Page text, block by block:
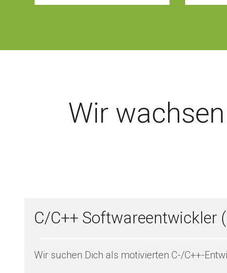
Wir
C/C++ Softwareentwickler
Wir suchen Dich als motivierten C-/C++-